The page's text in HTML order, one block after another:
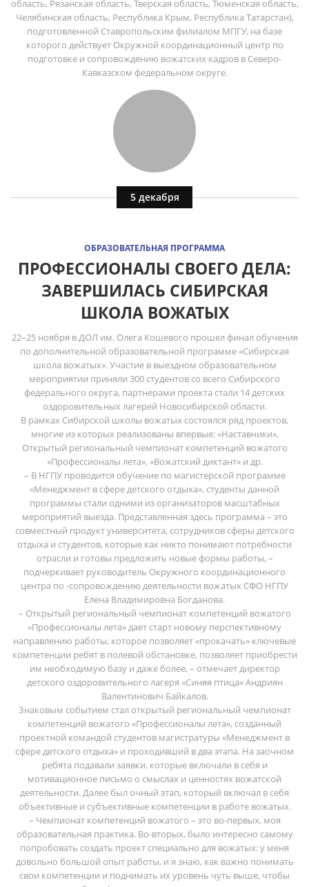
5 декабря
область, Рязанская область, Тверская область, Тюменская область,
Челябинская область, Республика Крым, Республика Татарстан),
подготовленной Ставропольским филиалом МПГУ, на базе
которого действует Окружной координационный центр по
подготовке и сопровождению вожатских кадров в Северо-
Кавказском федеральном округе.
ОБРАЗОВАТЕЛЬНАЯ ПРОГРАММА
ПРОФЕССИОНАЛЫ СВОЕГО ДЕЛА:
ЗАВЕРШИЛАСЬ СИБИРСКАЯ
ШКОЛА ВОЖАТЫХ
22–25 ноября в ДОЛ им. Олега Кошевого прошел финал обучения
по дополнительной образовательной программе «Сибирская
школа вожатых». Участие в выездном образовательном
мероприятии приняли 300 студентов со всего Сибирского
федерального округа, партнерами проекта стали 14 детских
оздоровительных лагерей Новосибирской области.
В рамках Сибирской школы вожатых состоялся ряд проектов,
многие из которых реализованы впервые: «Наставники»,
Открытый региональный чемпионат компетенций вожатого
«Профессионалы лета», «Вожатский диктант» и др.
– В НГПУ проводится обучение по магистерской программе
«Менеджмент в сфере детского отдыха», студенты данной
программы стали одними из организаторов масштабных
мероприятий выезда. Представленная здесь программа – это
совместный продукт университета, сотрудников сферы детского
отдыха и студентов, которые как никто понимают потребности
отрасли и готовы предложить новые формы работы, –
подчеркивает руководитель Окружного координационного
центра по -сопровождению деятельности вожатых СФО НГПУ
Елена Владимировна Богданова.
– Открытый региональный чемпионат компетенций вожатого
«Профессионалы лета» дает старт новому перспективному
направлению работы, которое позволяет «прокачать» ключевые
компетенции ребят в полевой обстановке, позволяет приобрести
им необходимую базу и даже более, – отмечает директор
детского оздоровительного лагеря «Синяя птица» Андриян
Валентинович Байкалов.
Знаковым событием стал открытый региональный чемпионат
компетенций вожатого «Профессионалы лета», созданный
проектной командой студентов магистратуры «Менеджмент в
сфере детского отдыха» и проходивший в два этапа. На заочном
ребята подавали заявки, которые включали в себя и
мотивационное письмо о смыслах и ценностях вожатской
деятельности. Далее был очный этап, который включал в себя
объективные и субъективные компетенции в работе вожатых.
– Чемпионат компетенций вожатого – это во-первых, моя
образовательная практика. Во-вторых, было интересно самому
попробовать создать проект специально для вожатых: у меня
довольно большой опыт работы, и я знаю, как важно понимать
свои компетенции и поднимать их уровень чуть выше, чтобы